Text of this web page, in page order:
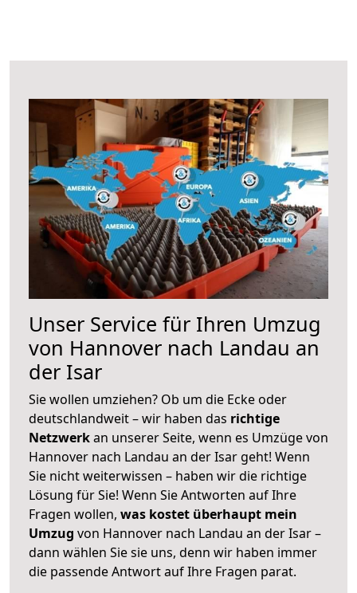
Unser Service für Ihren Umzug
von Hannover nach Landau an
der Isar
Sie wollen umziehen? Ob um die Ecke oder
deutschlandweit – wir haben das richtige
Netzwerkan unserer Seite, wenn es Umzüge von
Hannover nach Landau an der Isar geht! Wenn
Sie nicht weiterwissen – haben wir die richtige
Lösung für Sie! Wenn Sie Antworten auf Ihre
Fragen wollen, was kostet überhaupt mein
Umzug von Hannover nach Landau an der Isar –
dann wählen Sie sie uns, denn wir haben immer
die passende Antwort auf Ihre Fragen parat.